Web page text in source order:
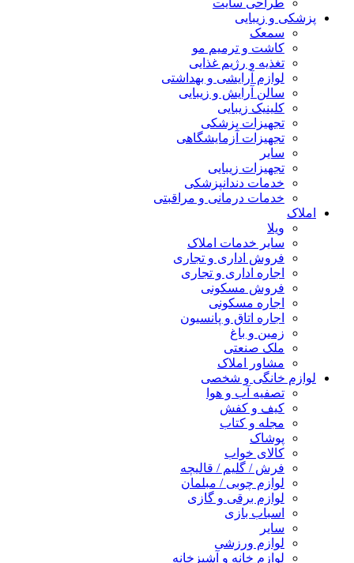
طراحی سایت
پزشکی و زیبایی
سمعک
کاشت و ترمیم مو
تغذیه و رژیم غذایی
لوازم آرایشی و بهداشتی
سالن آرایش و زیبایی
کلینیک زیبایی
تجهیزات پزشکی
تجهیزات آزمایشگاهی
سایر
تجهیزات زیبایی
خدمات دندانپزشکی
خدمات درمانی و مراقبتی
املاک
ویلا
سایر خدمات املاک
فروش اداری و تجاری
اجاره اداری و تجاری
فروش مسکونی
اجاره مسکونی
اجاره اتاق و پانسیون
زمین و باغ
ملک صنعتی
مشاور املاک
لوازم خانگی و شخصی
تصفیه آب و هوا
کیف و کفش
مجله و کتاب
پوشاک
کالای خواب
فرش / گلیم / قالیچه
لوازم چوبی / مبلمان
لوازم برقی و گازی
اسباب بازی
سایر
لوازم ورزشی
لوازم خانه و آشپزخانه